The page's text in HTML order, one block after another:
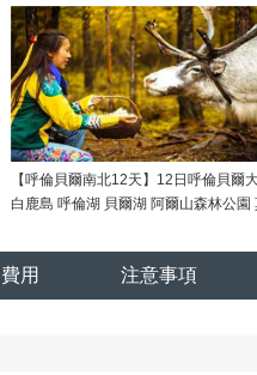
【呼倫貝爾南北12天】12日呼倫貝爾
白鹿島 呼倫湖 貝爾湖 阿爾山森林公園
斯民族鄉(xiāng) 烏蘭山 中俄界河 太極
圖 月牙泡 老鷹嘴 敖魯古雅 油菜花 黑
古包篝火晚會 滿洲里國門 套娃廣場
費用 注意事項